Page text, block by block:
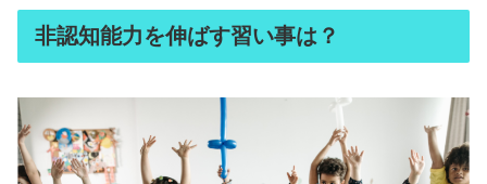
非認知能力を伸ばす習い事は？